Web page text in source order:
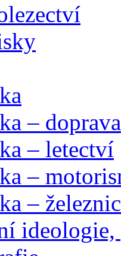
– doprava
– letectví
–
–
ideologie,